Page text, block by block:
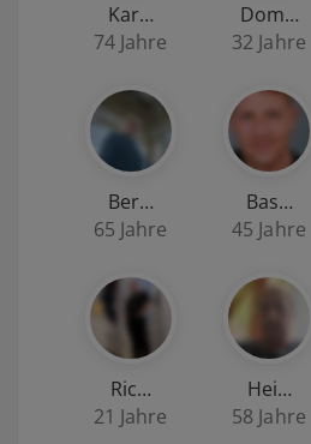
Kar…
74 Jahre
Dom…
32 Jahre
Ber…
65 Jahre
Bas…
45 Jahre
Ric…
21 Jahre
Hei…
58 Jahre